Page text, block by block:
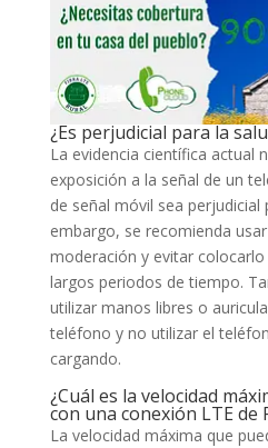
¿Es perjudicial para la
La evidencia científica actual
exposición a la señal de un
de señal móvil sea perjudicial
embargo, se recomienda
moderación y evitar
largos periodos de tiempo.
utilizar manos libres o
teléfono y no utilizar el
cargando.
¿Cuál es la velocidad
con una conexión LTE de
La velocidad máxima que